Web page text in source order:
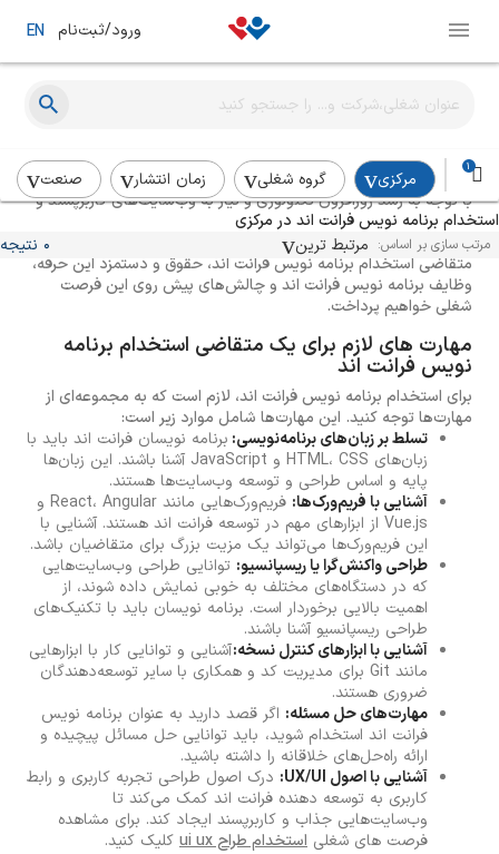
ورود/ثبت‌نام EN
1
مرکزی گروه شغلی زمان انتشار
صنعت
استخدام برنامه نویس فرانت اند در مرکزی
مرتب سازی بر اساس: مرتبط ترین 0 نتیجه
راهنمای استخدام فرانت اند دولوپر
با توجه به رشد روزافزون تکنولوژی و نیاز به وب‌سایت‌های کاربرپسند و
جذاب، استخدام برنامه نویس فرانت اند ماهر و متخصص برای هر
کسب و کاری ضروری است. در ادامه، به بررسی مهارت‌های لازم برای یک
متقاضی استخدام برنامه نویس فرانت اند، حقوق و دستمزد این حرفه،
وظایف برنامه نویس فرانت اند و چالش‌های پیش روی این فرصت
شغلی خواهیم پرداخت.
مهارت های لازم برای یک متقاضی استخدام برنامه
نویس فرانت اند
برای استخدام برنامه نویس فرانت اند، لازم است که به مجموعه‌ای از
مهارت‌ها توجه کنید. این مهارت‌ها شامل موارد زیر است:
تسلط بر زبان‌های برنامه‌نویسی: برنامه نویسان فرانت اند باید با
زبان‌های HTML، CSS و JavaScript آشنا باشند. این زبان‌ها
پایه و اساس طراحی و توسعه وب‌سایت‌ها هستند.
آشنایی با فریم‌ورک‌ها:
فریم‌ورک‌هایی مانند React، Angular و
Vue.js از ابزارهای مهم در توسعه فرانت اند هستند. آشنایی با
این فریم‌ورک‌ها می‌تواند یک مزیت بزرگ برای متقاضیان باشد.
طراحی واکنش‌گرا یا ریسپانسیو: توانایی طراحی وب‌سایت‌هایی
که در دستگاه‌های مختلف به خوبی نمایش داده شوند، از
اهمیت بالایی برخوردار است. برنامه نویسان باید با تکنیک‌های
طراحی ریسپانسیو آشنا باشند.
آشنایی با ابزارهای کنترل نسخه:آشنایی و توانایی کار با ابزارهایی
مانند Git برای مدیریت کد و همکاری با سایر توسعه‌دهندگان
ضروری هستند.
مهارت‌های حل مسئله: اگر قصد دارید به عنوان برنامه نویس
فرانت اند استخدام شوید، باید توانایی حل مسائل پیچیده و
ارائه راه‌حل‌های خلاقانه را داشته باشید.
آشنایی با اصول UX/UI:
درک اصول طراحی تجربه کاربری و رابط
کاربری به توسعه دهنده فرانت اند کمک می‌کند تا
وب‌سایت‌هایی جذاب و کاربرپسند ایجاد کند. برای مشاهده
فرصت های شغلی استخدام طراح ui ux کلیک کنید.